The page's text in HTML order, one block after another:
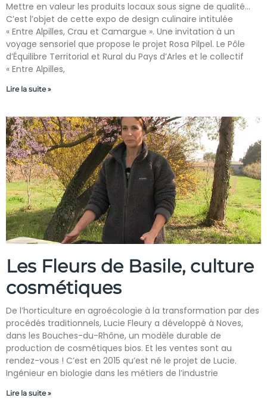
Mettre en valeur les produits locaux sous signe de qualité…
C’est l’objet de cette expo de design culinaire intitulée
« Entre Alpilles, Crau et Camargue ». Une invitation à un
voyage sensoriel que propose le projet Rosa Pilpel. Le Pôle
d’Équilibre Territorial et Rural du Pays d’Arles et le collectif
« Entre Alpilles,
Lire la suite »
Les Fleurs de Basile, culture
cosmétiques
De l’horticulture en agroécologie à la transformation par des
procédés traditionnels, Lucie Fleury a développé à Noves,
dans les Bouches-du-Rhône, un modèle durable de
production de cosmétiques bios. Et les ventes sont au
rendez-vous ! C’est en 2015 qu’est né le projet de Lucie.
Ingénieur en biologie dans les métiers de l’industrie
Lire la suite »